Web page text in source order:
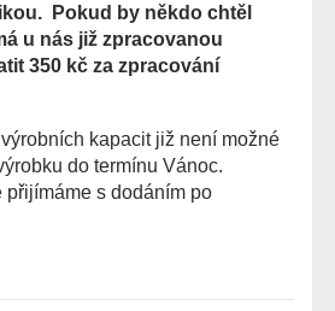
Pokud by někdo chtěl
u nás již zpracovanou
350 kč za zpracování
kapacit již není možné
do termínu Vánoc.
s dodáním po